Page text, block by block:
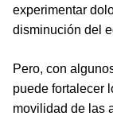
experimentar
disminución del
Pero, con
puede fortalecer
movilidad de las